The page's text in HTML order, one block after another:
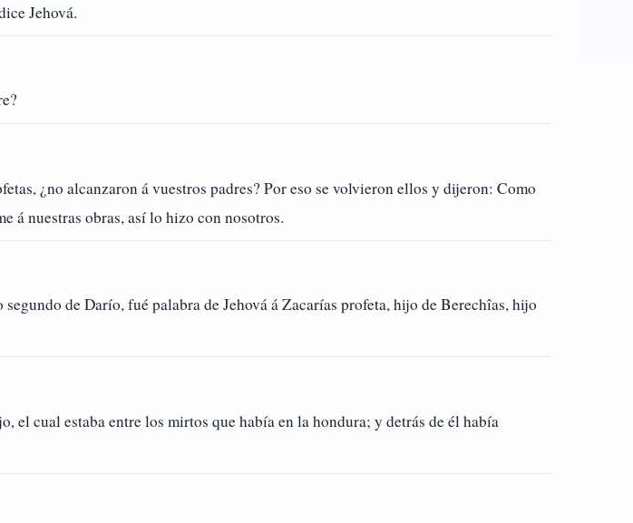
Jehová.
¿no alcanzaron á vuestros padres? Por eso se volvieron ellos y dijeron: Como
á nuestras obras, así lo hizo con nosotros.
de Darío, fué palabra de Jehová á Zacarías profeta, hijo de Berechîas, hijo
el cual estaba entre los mirtos que había en la hondura; y detrás de él había